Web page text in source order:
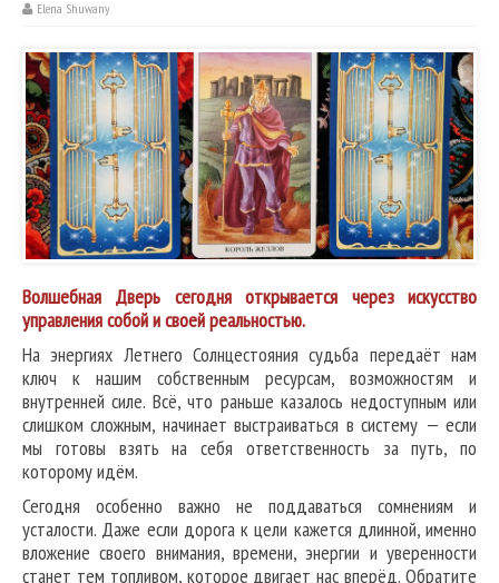
Elena Shuwany
Волшебная Дверь сегодня открывается через искусство
управления собой и своей реальностью.
На энергиях Летнего Солнцестояния судьба передаёт нам
ключ к нашим собственным ресурсам, возможностям и
внутренней силе. Всё, что раньше казалось недоступным или
слишком сложным, начинает выстраиваться в систему — если
мы готовы взять на себя ответственность за путь, по
которому идём.
Сегодня особенно важно не поддаваться сомнениям и
усталости. Даже если дорога к цели кажется длинной, именно
вложение своего внимания, времени, энергии и уверенности
станет тем топливом, которое двигает нас вперёд. Обратите